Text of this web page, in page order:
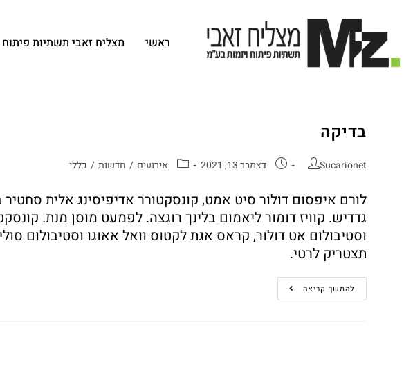
ראשי מצליח זאבי תשתיות פיתוח
בדיקה
Sucarionet דצמבר 13, 2021 אירועים / חדשות / כללי
לורם איפסום דולור סיט אמט, קונסקטורר אדיפיסינג אלית
גדדיש. קוויז דומור ליאמום בלינך רוגצה. לפמעט מוסן מנת.
וסטיבולום אט דולור, קראס אגת לקטוס וואל אאוגו וסטיבולום
תצטריק לרטי.
להמשך קריאה